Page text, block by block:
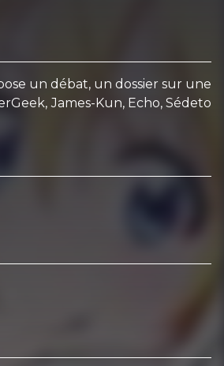
un débat, un dossier sur une
James-Kun, Echo, Sédeto